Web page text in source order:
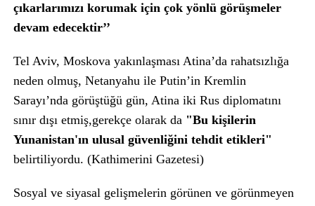
çıkarlarımızı korumak için çok yönlü görüşmeler
devam edecektir’’
Tel Aviv, Moskova yakınlaşması Atina’da rahatsızlığa
neden olmuş, Netanyahu ile Putin’in Kremlin
Sarayı’nda görüştüğü gün, Atina iki Rus diplomatını
sınır dışı etmiş,gerekçe olarak da "Bu kişilerin
Yunanistan'ın ulusal güvenliğini tehdit etikleri"
belirtiliyordu. (Kathimerini Gazetesi)
Sosyal ve siyasal gelişmelerin görünen ve görünmeyen